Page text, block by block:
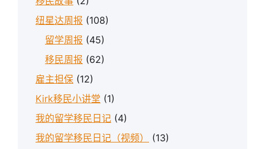
纽星达周报 (108)
留学周报 (45)
移民周报 (62)
雇主担保 (12)
Kirk移民小讲堂 (1)
我的留学移民日记 (4)
我的留学移民日记（视频）
(13)